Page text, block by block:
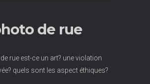
de rue
de rue est-ce un art? une violation
quels sont les aspect éthiques?